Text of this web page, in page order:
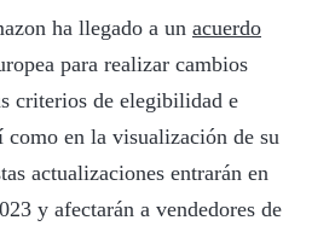
ha llegado a un acuerdo
para realizar cambios
criterios de elegibilidad e
como en la visualización de su
actualizaciones entrarán en
y afectarán a vendedores de